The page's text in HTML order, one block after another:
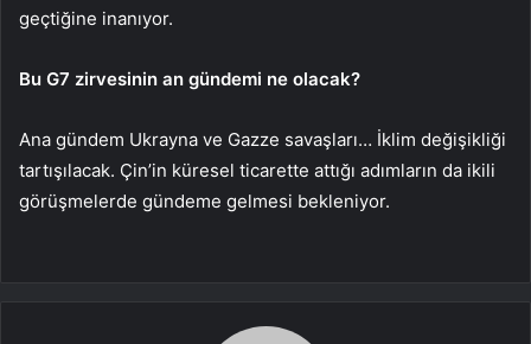
geçtiğine inanıyor.
Bu G7 zirvesinin an gündemi ne olacak?
Ana gündem Ukrayna ve Gazze savaşları… İklim değişikliği
tartışılacak. Çin’in küresel ticarette attığı adımların da ikili
görüşmelerde gündeme gelmesi bekleniyor.